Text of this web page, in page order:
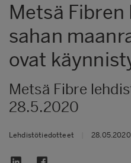
Metsä Fibren
sahan
ovat
Metsä Fibre
28.5.2020
Lehdistötiedotteet